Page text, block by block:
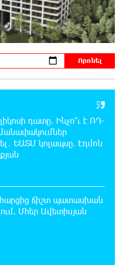
է տղամարդու
գյուղում տանը 18-ամյա
Երևանում․ կոտրել են
հիմնադրամի
հեռախոսազրույց են
«Յուվենտուս»-ին
դատը. Ինչո՞ւ է ՌԴ-
ԵԱՏՄ կոլապսը. Էդմոն
ճիշտ պատասխան
Մհեր Ավետիսյան